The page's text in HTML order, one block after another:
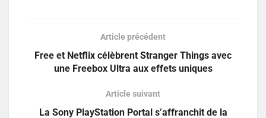
Article précédent
Free et Netflix célèbrent Stranger Things avec
une Freebox Ultra aux effets uniques
Article suivant
La Sony PlayStation Portal s’affranchit de la